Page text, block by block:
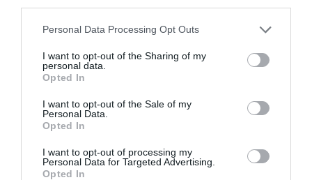
Personal Data Processing Opt Outs
I want to opt-out of the Sharing of my
personal data.
Opted In
I want to opt-out of the Sale of my
Personal Data.
Opted In
I want to opt-out of processing my
Personal Data for Targeted Advertising.
Opted In
måleriföretag i Norrtälje
Lokalt väder
26°C
01:00
26°C 26°C 25°C 25°C 24°C